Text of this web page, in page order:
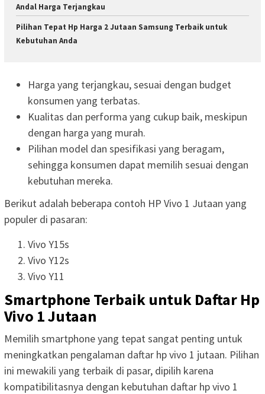
Andal Harga Terjangkau
Pilihan Tepat Hp Harga 2 Jutaan Samsung Terbaik untuk
Kebutuhan Anda
Harga yang terjangkau, sesuai dengan budget
konsumen yang terbatas.
Kualitas dan performa yang cukup baik, meskipun
dengan harga yang murah.
Pilihan model dan spesifikasi yang beragam,
sehingga konsumen dapat memilih sesuai dengan
kebutuhan mereka.
Berikut adalah beberapa contoh HP Vivo 1 Jutaan yang
populer di pasaran:
Vivo Y15s
Vivo Y12s
Vivo Y11
Smartphone Terbaik untuk Daftar Hp
Vivo 1 Jutaan
Memilih smartphone yang tepat sangat penting untuk
meningkatkan pengalaman daftar hp vivo 1 jutaan. Pilihan
ini mewakili yang terbaik di pasar, dipilih karena
kompatibilitasnya dengan kebutuhan daftar hp vivo 1